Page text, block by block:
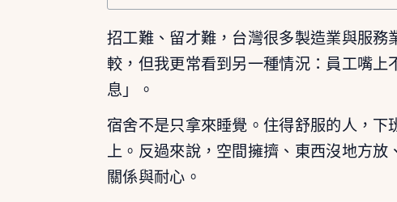
招工難、留才難，台灣很多製造業與服
較，但我更常看到另一種情況：員工嘴
息」。
宿舍不是只拿來睡覺。住得舒服的人，
上。反過來說，空間擁擠、東西沒地方
關係與耐心。